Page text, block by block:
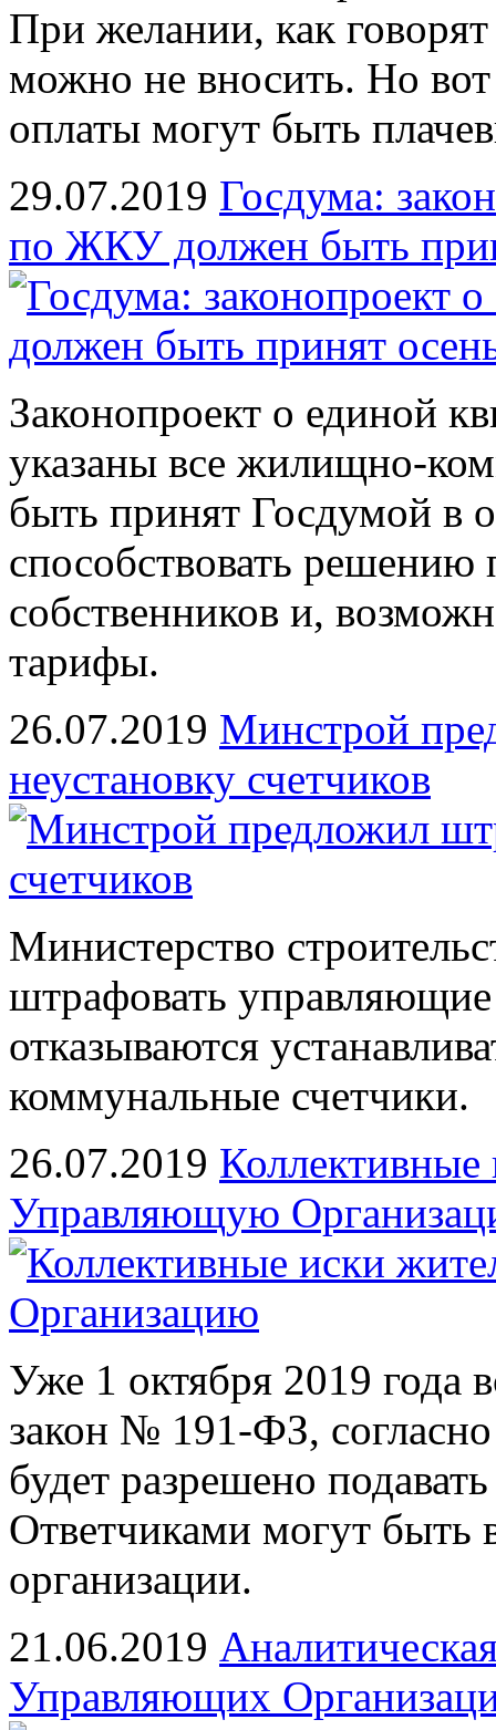
При желании, как говорят
можно не вносить. Но вот
оплаты могут быть
29.07.2019 Госдума:
по ЖКУ должен быть
Законопроект о единой
указаны все жилищно-
быть принят Госдумой в
способствовать
собственников и,
тарифы.
26.07.2019 Минстрой
неустановку счетчиков
Министерство
штрафовать
отказываются
коммунальные счетчики.
26.07.2019 Коллективные
Управляющую
Уже 1 октября 2019 года
закон № 191-ФЗ,
будет разрешено
Ответчиками могут быть
организации.
21.06.2019
Управляющих